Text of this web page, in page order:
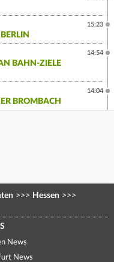
15:23
BAHN-ZIELE
14:54
BROMBACH
14:04
>>> Hessen >>>
News
News